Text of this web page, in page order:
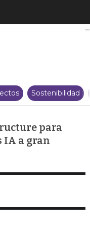
Digital
Sostenibilidad
para
IA a gran